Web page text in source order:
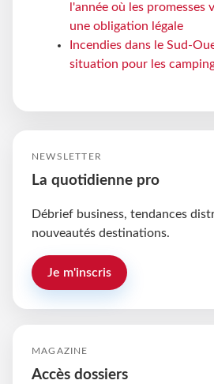
l'année où les promesses
une obligation légale
Incendies dans le Sud-
situation pour les
NEWSLETTER
La quotidienne pro
Débrief business, tendances
nouveautés destinations.
Je m'inscris
MAGAZINE
Accès dossiers